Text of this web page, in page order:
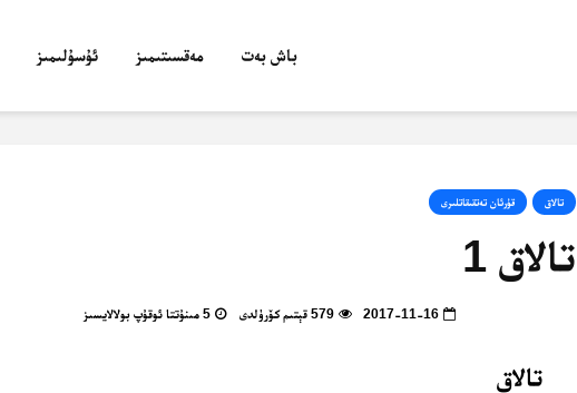
باش بەت مەقسىتىمىز ئۇسۇلىمىز
تالاق قۇرئان تەتقىقاتلىرى
تالاق 1
2017-11-16 579 قېتىم كۆرۈلدى 5 مىنۇتتا ئوقۇپ بولالايسىز
تالاق